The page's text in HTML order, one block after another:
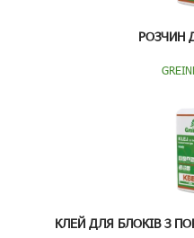
РОЗЧИН
КЛЕЙ ДЛЯ БЛОКІВ З